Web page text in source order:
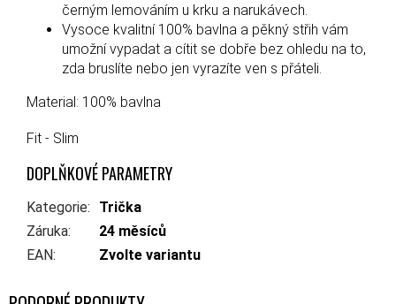
černým lemováním u krku a narukávech.
Vysoce kvalitní 100% bavlna a pěkný střih vám
umožní vypadat a cítit se dobře bez ohledu na to,
zda bruslíte nebo jen vyrazíte ven s přáteli.
Material: 100% bavlna
Fit - Slim
DOPLŇKOVÉ PARAMETRY
Kategorie:
Trička
Záruka:
24 měsíců
EAN: Zvolte variantu